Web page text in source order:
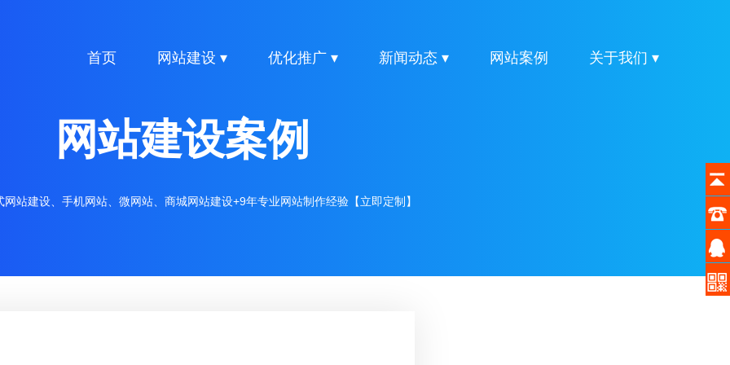
首页 网站建设 ▾ 优化推广 ▾ 新闻动态 ▾ 网站案例 关于我们 ▾
网站建设案例
网站建设、手机网站、微网站、商城网站建设+9年专业网站制作经验【立即定制】